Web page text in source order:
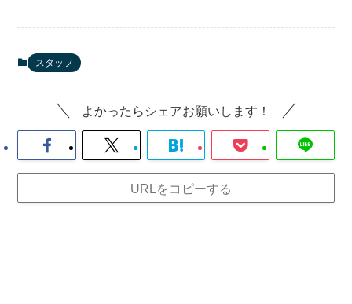
スタッフ
よかったらシェアお願いします！
URLをコピーする